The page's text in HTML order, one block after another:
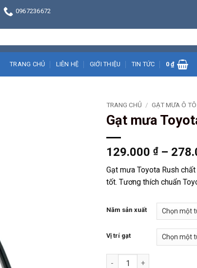
0967236672
TRANG CHỦ LIÊN HỆ GIỚI THIỆU TIN TỨC 0₫
TRANG CHỦ / GẠT MƯA Ô TÔ
Gạt mưa
129.000 ₫ –
Gạt mưa Toyota Rush
tốt. Tương thích chuẩn
Năm sản xuất
Vị trí gạt
Gạt mưa Toyota Rush